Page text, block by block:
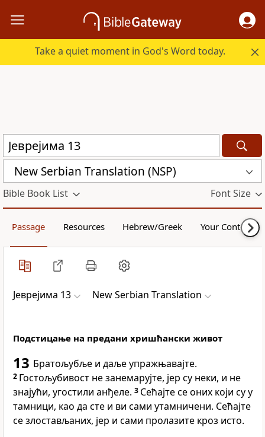
Take a quiet moment in God's Word today.
New Serbian Translation (NSP)
Bible Book List Font Size
Passage Resources Hebrew/Greek Your Content
Јеврејима 13 New Serbian Translation
Подстицање на предани хришћански живот
13 Братољубље и даље упражњавајте.
2 Гостољубивост не занемарујте, јер су неки, и не
знајући, угостили анђеле. 3 Сећајте се оних који су у
тамници, као да сте и ви сами утамничени. Сећајте
се злостављаних, јер и сами пролазите кроз исто.